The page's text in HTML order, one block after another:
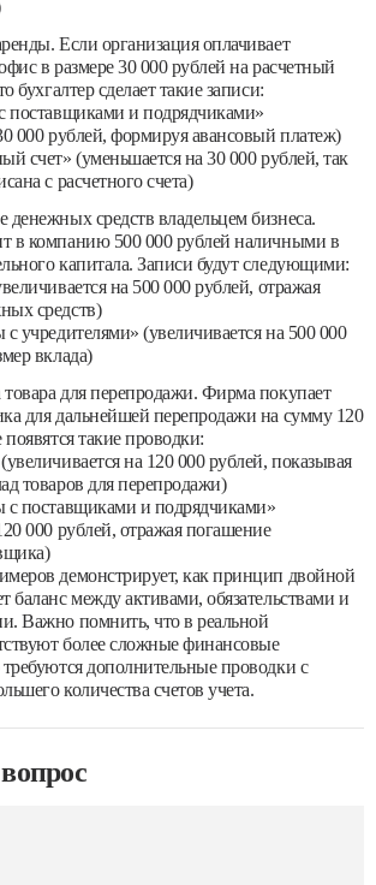
Если организация оплачивает
в размере 30 000 рублей на расчетный
бухгалтер сделает такие записи:
поставщиками и подрядчиками»
000 рублей, формируя авансовый платеж)
счет» (уменьшается на 30 000 рублей, так
с расчетного счета)
средств владельцем бизнеса.
в компанию 500 000 рублей наличными в
капитала. Записи будут следующими:
на 500 000 рублей, отражая
средств)
учредителями» (увеличивается на 500 000
вклада)
для перепродажи. Фирма покупает
для дальнейшей перепродажи на сумму 120
такие проводки:
на 120 000 рублей, показывая
товаров для перепродажи)
с поставщиками и подрядчиками»
000 рублей, отражая погашение
демонстрирует, как принцип двойной
баланс между активами, обязательствами и
Важно помнить, что в реальной
более сложные финансовые
требуются дополнительные проводки с
количества счетов учета.